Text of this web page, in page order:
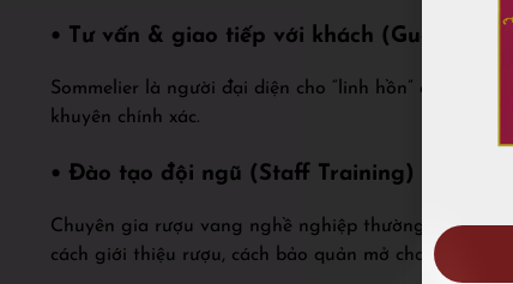
• Tư vấn & giao tiếp với khách (Guest
Sommelier là người đại diện cho “linh hồn” của
khuyên chính xác.
• Đào tạo đội ngũ (Staff Training)
Chuyên gia rượu vang nghề nghiệp thường phụ
cách giới thiệu rượu, cách bảo quản mở chai,…